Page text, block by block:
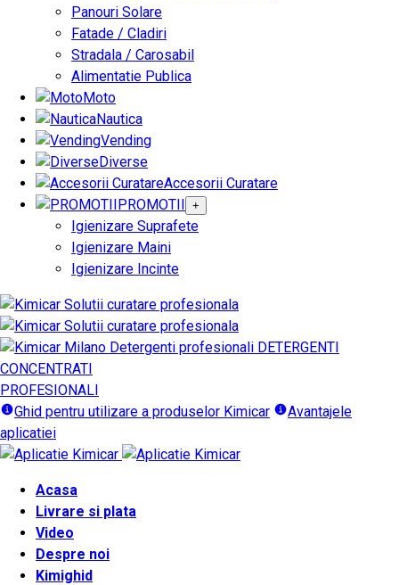
Panouri Solare
Fatade / Cladiri
Stradala / Carosabil
Alimentatie Publica
Moto
Nautica
Vending
Diverse
Accesorii Curatare
PROMOTII +
Igienizare Suprafete
Igienizare Maini
Igienizare Incinte
DETERGENTI
CONCENTRATI
PROFESIONALI
Ghid pentru utilizare a produselor Kimicar
Avantajele
aplicatiei
Acasa
Livrare si plata
Video
Despre noi
Kimighid